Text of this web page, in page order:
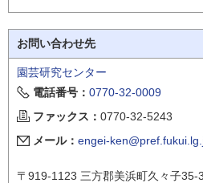
お問い合わせ先
園芸研究センター
電話番号： 0770-32-0009
ファックス： 0770-32-5243
メール： engei-
〒919-1123 三方郡美浜町久々子35-